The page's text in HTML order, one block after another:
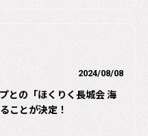
2024/08/08
との「ほくりく長城会 海
ことが決定！